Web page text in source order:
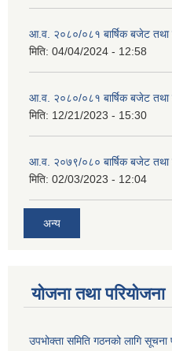
आ.व. २०८०/०८१ बार्षिक बजेट तथा
मिति: 04/04/2024 - 12:58
आ.व. २०८०/०८१ बार्षिक बजेट तथा
मिति: 12/21/2023 - 15:30
आ.व. २०७९/०८० बार्षिक बजेट तथा
मिति: 02/03/2023 - 12:04
अन्य
योजना तथा परियोजना
उपभोक्ता समिति गठनको लागि सूचना